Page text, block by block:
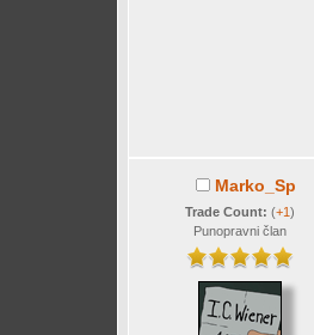
Marko_Sp
Trade Count: (+1)
Punopravni član